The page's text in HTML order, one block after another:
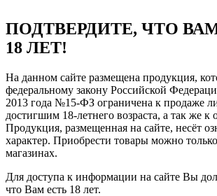
ПОДТВЕРДИТЕ, ЧТО
18 ЛЕТ!
На данном сайте размещена продукция,
федеральному закону Российской
2013 года №15-ФЗ ограничена к продаже
достигшим 18-летнего возраста, а так же к
Продукция, размещенная на сайте, несёт
характер. Приобрести товары можно
магазинах.
Для доступа к информации на сайте Вы
что Вам есть 18 лет.